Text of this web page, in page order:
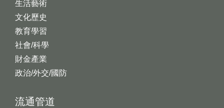
生活藝術
文化歷史
教育學習
社會/科學
財金產業
政治/外交/國防
流通管道